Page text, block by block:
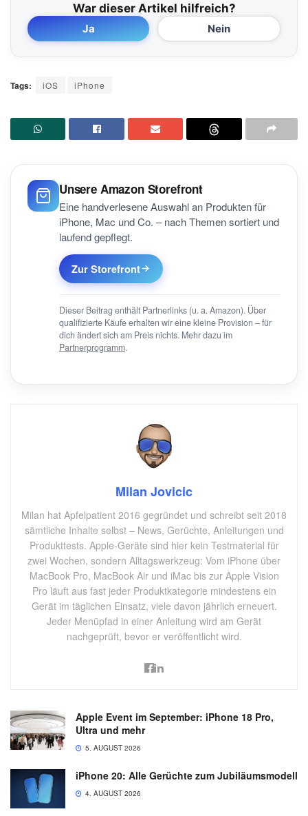
War dieser Artikel hilfreich?
Ja Nein
Tags: iOS iPhone
Unsere Amazon Storefront
Eine handverlesene Auswahl an Produkten für
iPhone, Mac und Co. – nach Themen sortiert und
laufend gepflegt.
Zur Storefront
Dieser Beitrag enthält Partnerlinks (u. a. Amazon). Über
qualifizierte Käufe erhalten wir eine kleine Provision – für
dich ändert sich am Preis nichts. Mehr dazu im
Partnerprogramm.
Milan Jovicic
Milan hat Apfelpatient 2016 gegründet und schreibt seit 2018
sämtliche Inhalte selbst – News, Gerüchte, Anleitungen und
Produkttests. Apple-Geräte sind hier kein Testmaterial für
zwei Wochen, sondern Alltagswerkzeug: Vom iPhone über
MacBook Pro, MacBook Air und iMac bis zur Apple Vision
Pro läuft aus fast jeder Produktkategorie mindestens ein
Gerät im täglichen Einsatz, viele davon jährlich erneuert.
Jeder Menüpfad in einer Anleitung wird am Gerät
nachgeprüft, bevor er veröffentlicht wird.
Apple Event im September: iPhone 18 Pro,
Ultra und mehr
5. AUGUST 2026
iPhone 20: Alle Gerüchte zum Jubiläumsmodell
4. AUGUST 2026